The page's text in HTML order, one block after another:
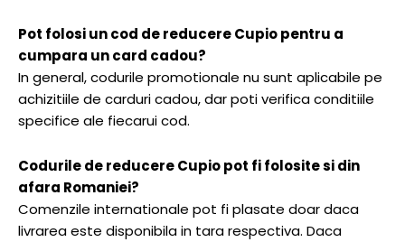
Pot folosi un cod de reducere Cupio pentru a
cumpara un card cadou?
In general, codurile promotionale nu sunt aplicabile pe
achizitiile de carduri cadou, dar poti verifica conditiile
specifice ale fiecarui cod.
Codurile de reducere Cupio pot fi folosite si din
afara Romaniei?
Comenzile internationale pot fi plasate doar daca
livrarea este disponibila in tara respectiva. Daca